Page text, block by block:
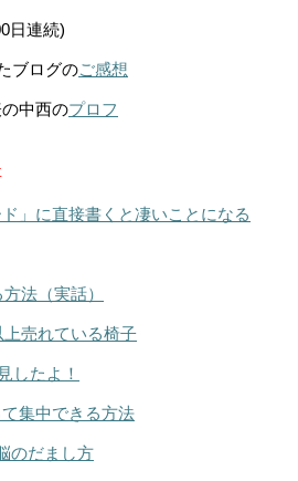
日連続)
ブログのご感想
中西のプロフ
」に直接書くと凄いことになる
法（実話）
上売れている椅子
したよ！
集中できる方法
のだまし方